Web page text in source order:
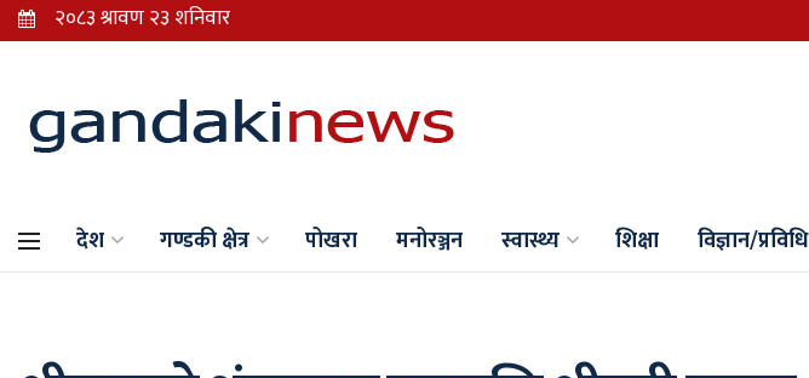
देश गण्डकी क्षेत्र पोखरा मनोरञ्जन स्वास्थ्य शिक्षा विज्ञान/प्रविधि